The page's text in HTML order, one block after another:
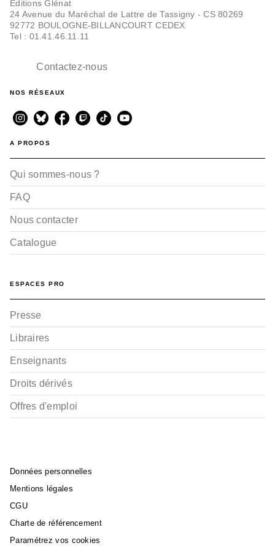
Editions Glénat
24 Avenue du Maréchal de Lattre de Tassigny - CS 80269
92772 BOULOGNE-BILLANCOURT CEDEX
Tel : 01.41.46.11.11
Contactez-nous
NOS RÉSEAUX
A PROPOS
Qui sommes-nous ?
FAQ
Nous contacter
Catalogue
ESPACES PRO
Presse
Libraires
Enseignants
Droits dérivés
Offres d'emploi
Données personnelles
Mentions légales
CGU
Charte de référencement
Paramétrez vos cookies